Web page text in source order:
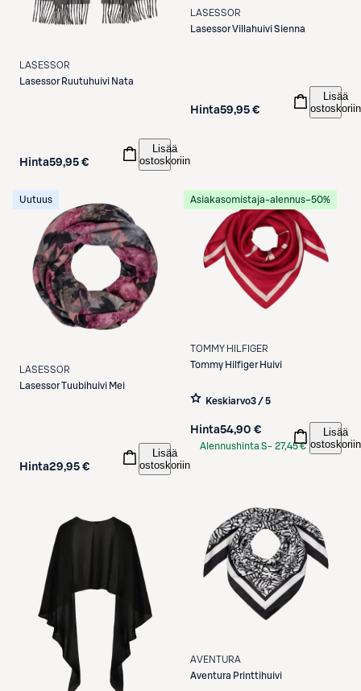
LASESSOR
Lasessor Ruutuhuivi Nata
Hinta59,95 €
Lisää
ostoskoriin
LASESSOR
LasessorVillahuivi Sienna
Hinta59,95 €
Lisää
ostoskoriin
Uutuus
LASESSOR
LasessorTuubihuivi Mei
Hinta29,95 €
Lisää
ostoskoriin
Asiakasomistaja-alennus−50%
TOMMY HILFIGER
Tommy Hilfiger Huivi
Keskiarvo3 / 5
Hinta54,90 €
Alennushinta S- 27,45 €
Lisää
ostoskoriin
AVENTURA
Aventura Printtihuivi